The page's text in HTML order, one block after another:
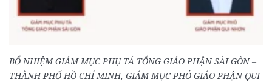
BỔ NHIỆM GIÁM MỤC PHỤ TÁ TỔNG GIÁO PHẬN SÀI GÒN –
THÀNH PHỐ HỒ CHÍ MINH, GIÁM MỤC PHÓ GIÁO PHẬN QUI